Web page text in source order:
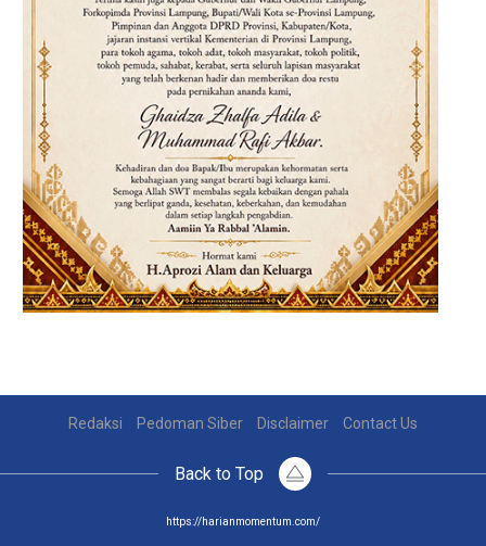
Redaksi Pedoman Siber Disclaimer Contact Us
Back to Top
https://harianmomentum.com/